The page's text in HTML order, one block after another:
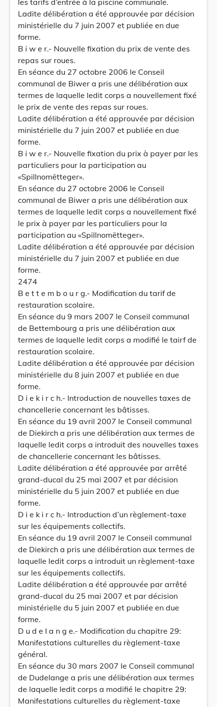
les tarifs d’entrée à la piscine communale.
Ladite délibération a été approuvée par décision
ministérielle du 7 juin 2007 et publiée en due
forme.
B i w e r.- Nouvelle fixation du prix de vente des
repas sur roues.
En séance du 27 octobre 2006 le Conseil
communal de Biwer a pris une délibération aux
termes de laquelle ledit corps a nouvellement fixé
le prix de vente des repas sur roues.
Ladite délibération a été approuvée par décision
ministérielle du 7 juin 2007 et publiée en due
forme.
B i w e r.- Nouvelle fixation du prix à payer par les
particuliers pour la participation au
«Spillnomëtteger».
En séance du 27 octobre 2006 le Conseil
communal de Biwer a pris une délibération aux
termes de laquelle ledit corps a nouvellement fixé
le prix à payer par les particuliers pour la
participation au «Spillnomëtteger».
Ladite délibération a été approuvée par décision
ministérielle du 7 juin 2007 et publiée en due
forme.
2474
B e t t e m b o u r g.- Modification du tarif de
restauration scolaire.
En séance du 9 mars 2007 le Conseil communal
de Bettembourg a pris une délibération aux
termes de laquelle ledit corps a modifié le tairf de
restauration scolaire.
Ladite délibération a été approuvée par décision
ministérielle du 8 juin 2007 et publiée en due
forme.
D i e k i r c h.- Introduction de nouvelles taxes de
chancellerie concernant les bâtisses.
En séance du 19 avril 2007 le Conseil communal
de Diekirch a pris une délibération aux termes de
laquelle ledit corps a introduit des nouvelles taxes
de chancellerie concernant les bâtisses.
Ladite délibération a été approuvée par arrêté
grand-ducal du 25 mai 2007 et par décision
ministérielle du 5 juin 2007 et publiée en due
forme.
D i e k i r c h.- Introduction d’un règlement-taxe
sur les équipements collectifs.
En séance du 19 avril 2007 le Conseil communal
de Diekirch a pris une délibération aux termes de
laquelle ledit corps a introduit un règlement-taxe
sur les équipements collectifs.
Ladite délibération a été approuvée par arrêté
grand-ducal du 25 mai 2007 et par décision
ministérielle du 5 juin 2007 et publiée en due
forme.
D u d e I a n g e.- Modification du chapitre 29:
Manifestations culturelles du règlement-taxe
général.
En séance du 30 mars 2007 le Conseil communal
de Dudelange a pris une délibération aux termes
de laquelle ledit corps a modifié le chapitre 29:
Manifestations culturelles du règlement-taxe